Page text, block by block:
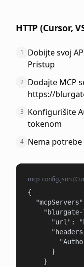
HTTP (Cursor,
1
Dobijte svoj
Pristup
2 Dodajte MCP
https://
3 Konfigurišite
tokenom
4 Nema
mcp_config.json
{
"url":
      }
    }